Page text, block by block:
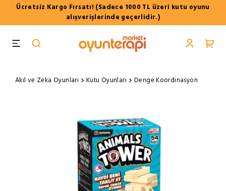
Ücretsiz Kargo Fırsatı! (Sadece 1000 TL üzeri kutu oyunu
alışverişlerinde geçerlidir.)
Akıl ve Zeka Oyunları Kutu Oyunları Denge Koordinasyon